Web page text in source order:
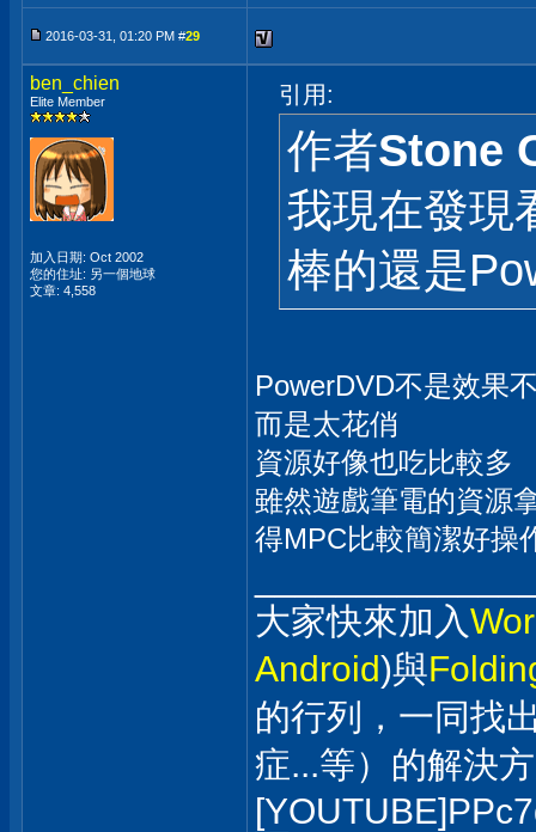
2016-03-31, 01:20 PM #29
ben_chien
Elite Member
加入日期: Oct 2002
您的住址: 另一個地球
文章: 4,558
引用:
作者Stone
我現在發現
棒的還是
PowerDVD不是效果
而是太花俏
資源好像也吃比較多
雖然遊戲筆電的資源
得MPC比較簡潔好操
大家快來加入
Android)與
的行列，一同找
症...等）的解決